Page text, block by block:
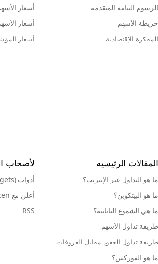
الرسوم البيانية المتقدمة
خريطة الأسهم
المفكرة الإقتصادية
أسعار
أسعار
أسعار
المقالات الرئيسية
ما هو التداول عبر الإنترنت؟
ما هو البيتكوين؟
ما هي الشموع اليابانية؟
طريقة تداول الأسهم
طريقة تداول العقود مقابل الفروقات
ما هو الفوركس؟
لأصحاب
أدوات (Widgets)
أعلن مع Arincen
RSS